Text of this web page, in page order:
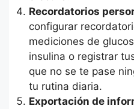
Recordatorios
configurar
mediciones de
insulina o registrar
que no se te pase
tu rutina diaria.
Exportación de